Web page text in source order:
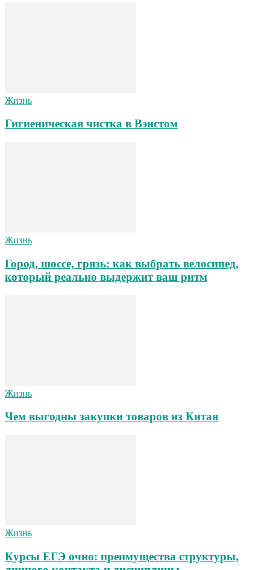
Жизнь
Гигиеническая чистка в Вэнстом
Жизнь
Город, шоссе, грязь: как выбрать велосипед,
который реально выдержит ваш ритм
Жизнь
Чем выгодны закупки товаров из Китая
Жизнь
Курсы ЕГЭ очно: преимущества структуры,